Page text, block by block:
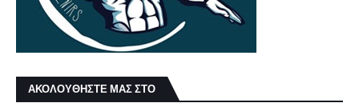
ΑΚΟΛΟΥΘΗΣΤΕ ΜΑΣ ΣΤΟ